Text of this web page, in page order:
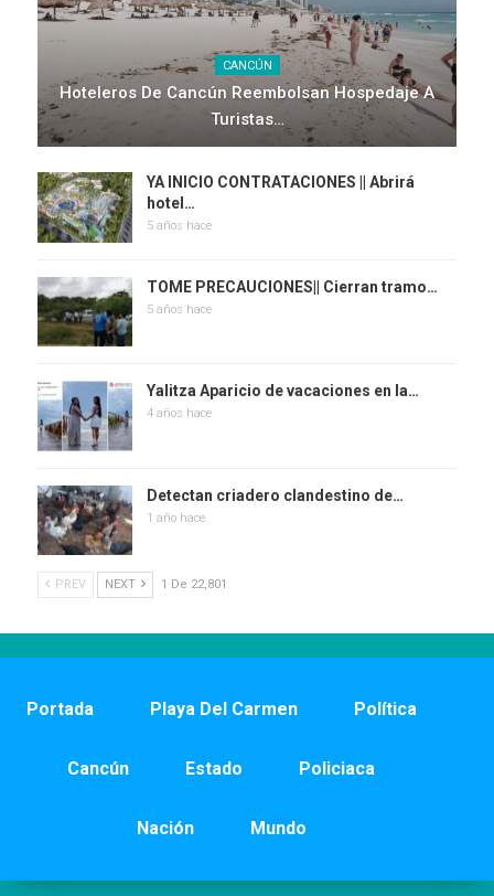
CANCÚN
Hoteleros De Cancún Reembolsan Hospedaje A
Turistas…
YA INICIO CONTRATACIONES || Abrirá
hotel…
5 años hace
TOME PRECAUCIONES|| Cierran tramo…
5 años hace
Yalitza Aparicio de vacaciones en la…
4 años hace
Detectan criadero clandestino de…
1 año hace
PREV NEXT 1 De 22,801
Portada Playa Del Carmen Política
Cancún Estado Policiaca
Nación Mundo